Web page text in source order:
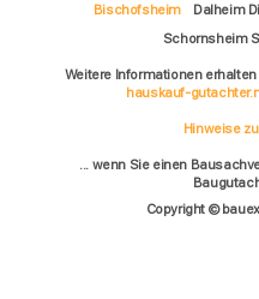
Bischofsheim Dalheim
Schornsheim
Weitere Informationen
hauskauf-
Hinweise
... wenn Sie einen
Copyright ©